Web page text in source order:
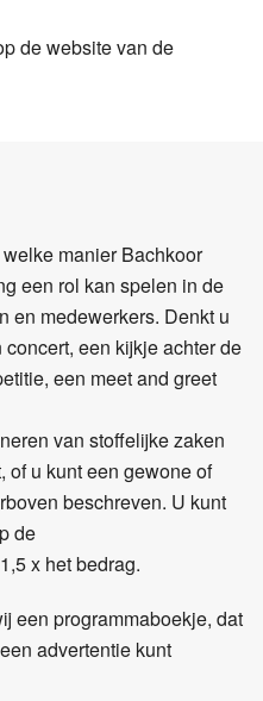
de website van de
manier Bachkoor
een rol kan spelen in de
en medewerkers. Denkt u
een kijkje achter de
een meet and greet
van stoffelijke zaken
of u kunt een gewone of
beschreven. U kunt
de
x het bedrag.
een programmaboekje, dat
advertentie kunt